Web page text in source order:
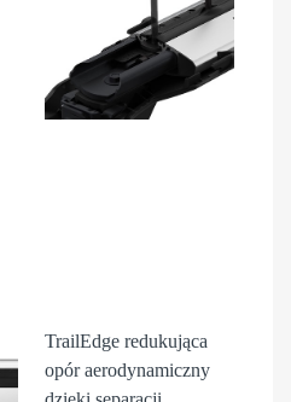
TrailEdge redukująca
opór aerodynamiczny